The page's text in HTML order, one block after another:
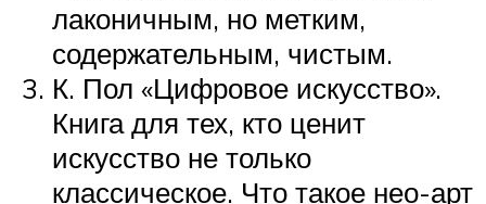
лаконичным, но метким,
содержательным, чистым.
К. Пол «Цифровое искусство».
Книга для тех, кто ценит
искусство не только
классическое. Что такое нео-арт